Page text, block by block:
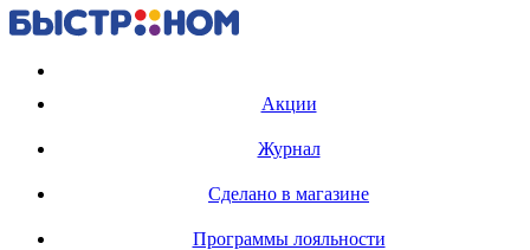
Акции
Журнал
Сделано в магазине
Программы лояльности